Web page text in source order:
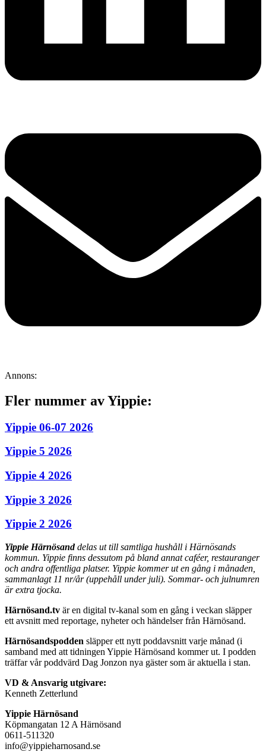
Annons:
Fler nummer av Yippie:
Yippie 06-07 2026
Yippie 5 2026
Yippie 4 2026
Yippie 3 2026
Yippie 2 2026
Yippie Härnösanddelas ut till samtliga hushåll i Härnösands
kommun. Yippie finns dessutom på bland annat caféer, restauranger
och andra offentliga platser. Yippie kommer ut en gång i månaden,
sammanlagt 11 nr/år (uppehåll under juli). Sommar- och julnumren
är extra tjocka.
Härnösand.tv är en digital tv-kanal som en gång i veckan släpper
ett avsnitt med reportage, nyheter och händelser från Härnösand.
Härnösandspodden släpper ett nytt poddavsnitt varje månad (i
samband med att tidningen Yippie Härnösand kommer ut. I podden
träffar vår poddvärd Dag Jonzon nya gäster som är aktuella i stan.
VD & Ansvarig utgivare:
Kenneth Zetterlund
Yippie Härnösand
Köpmangatan 12 A Härnösand
0611-511320
info@yippieharnosand.se